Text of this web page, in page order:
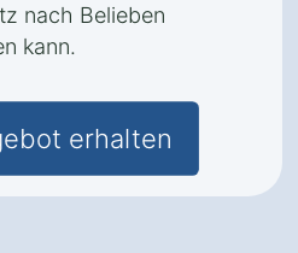
nach Belieben
kann.
erhalten